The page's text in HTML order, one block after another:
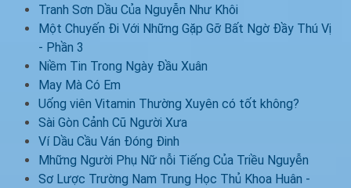
Tranh Sơn Dầu Của Nguyễn Như Khôi
Một Chuyến Đi Với Những Gặp Gỡ Bất Ngờ Đầy Thú Vị
- Phần 3
Niềm Tin Trong Ngày Đầu Xuân
May Mà Có Em
Uống viên Vitamin Thường Xuyên có tốt không?
Sài Gòn Cảnh Cũ Người Xưa
Ví Dầu Cầu Ván Đóng Đinh
Mhững Người Phụ Nữ nỗi Tiếng Của Triều Nguyễn
Sơ Lược Trường Nam Trung Học Thủ Khoa Huân -